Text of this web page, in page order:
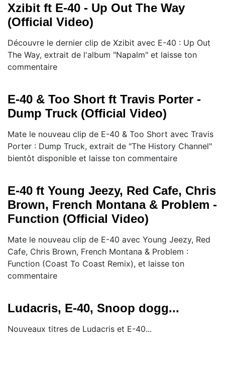
Xzibit ft E-40 - Up Out The Way
(Official Video)
Découvre le dernier clip de Xzibit avec E-40 : Up Out
The Way, extrait de l'album "Napalm" et laisse ton
commentaire
E-40 & Too Short ft Travis Porter -
Dump Truck (Official Video)
Mate le nouveau clip de E-40 & Too Short avec Travis
Porter : Dump Truck, extrait de "The History Channel"
bientôt disponible et laisse ton commentaire
E-40 ft Young Jeezy, Red Cafe, Chris
Brown, French Montana & Problem -
Function (Official Video)
Mate le nouveau clip de E-40 avec Young Jeezy, Red
Cafe, Chris Brown, French Montana & Problem :
Function (Coast To Coast Remix), et laisse ton
commentaire
Ludacris, E-40, Snoop dogg...
Nouveaux titres de Ludacris et E-40...